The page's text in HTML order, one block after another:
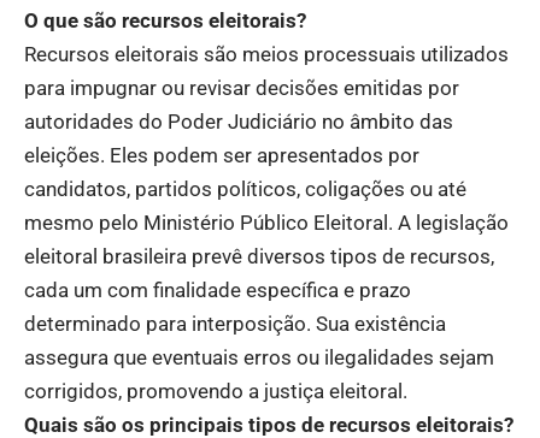
O que são recursos eleitorais?
Recursos eleitorais são meios processuais utilizados
para impugnar ou revisar decisões emitidas por
autoridades do Poder Judiciário no âmbito das
eleições. Eles podem ser apresentados por
candidatos, partidos políticos, coligações ou até
mesmo pelo Ministério Público Eleitoral. A legislação
eleitoral brasileira prevê diversos tipos de recursos,
cada um com finalidade específica e prazo
determinado para interposição. Sua existência
assegura que eventuais erros ou ilegalidades sejam
corrigidos, promovendo a justiça eleitoral.
Quais são os principais tipos de recursos eleitorais?